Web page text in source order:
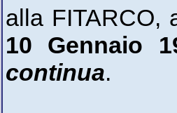
alla FITARCO,
10 Gennaio
continua.